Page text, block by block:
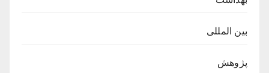
بین المللی
پژوهش